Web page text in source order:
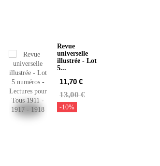
Revue
universelle
illustrée - Lot
5...
11,70 €
13,00 €
-10%